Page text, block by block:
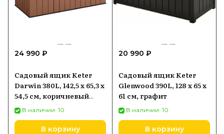
24 990 ₽
Садовый ящик Keter
Darwin 380L, 142,5 x 65,3 x
54,5 см, коричневый
(17211691)
В наличии: 10
В корзину
20 990 ₽
Садовый ящик Keter
Glenwood 390L, 128 x 65 x
61 см, графит
В наличии: 10
В корзину